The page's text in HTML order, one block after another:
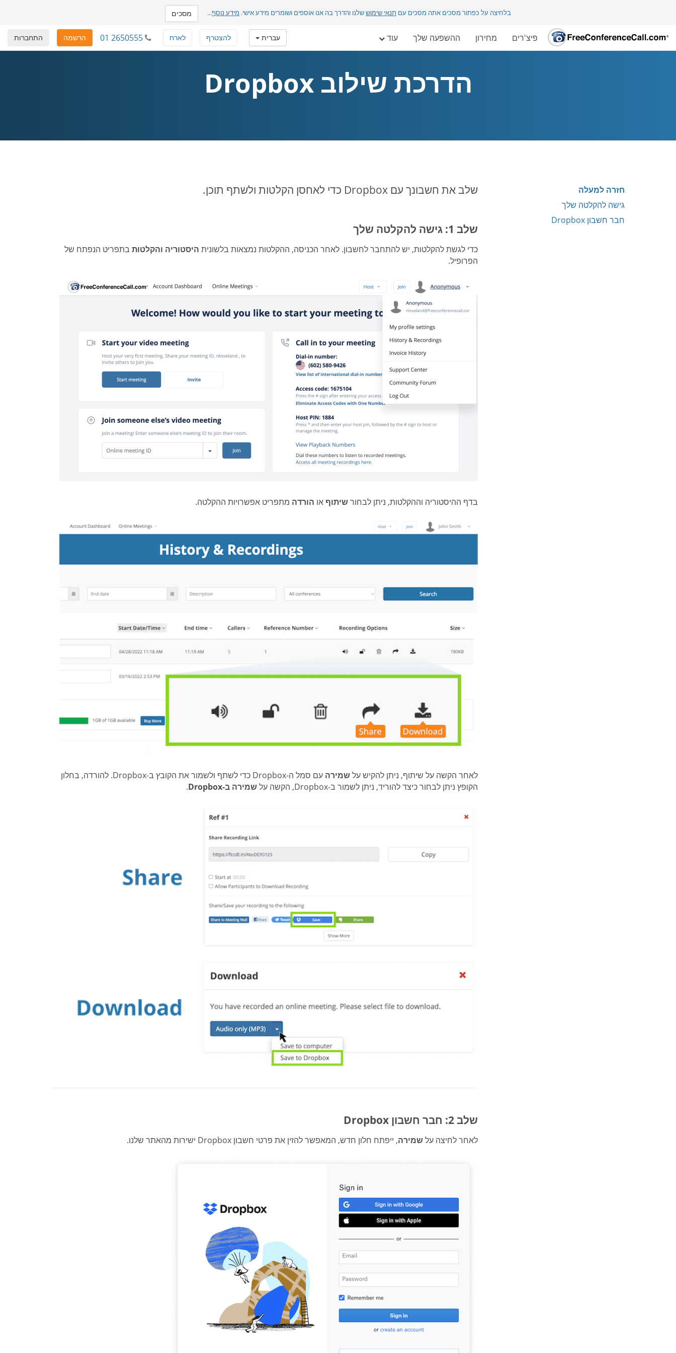
בלחיצה על כפתור מסכים אתה מסכים עם תנאי שימוששלנו והדרך בה אנו אוספים ושומרים מידע אישי. מידע נוסף... מסכים
פיצ'רים מחירון ההשפעה שלך עוד התחברות הרשמה 01 2650555 להצטרף לארח עברית
הדרכת שילוב Dropbox
חזרה למעלה
גישה להקלטה שלך
חבר חשבון Dropbox
שלב את חשבונך עם Dropbox כדי לאחסן הקלטות ולשתף תוכן.
שלב 1: גישה להקלטה שלך
כדי לגשת להקלטות, יש להתחבר לחשבון. לאחר הכניסה, ההקלטות נמצאות בלשונית היסטוריה והקלטות בתפריט הנפתח של
הפרופיל.
בדף ההיסטוריה וההקלטות, ניתן לבחורשיתוף או הורדה מתפריט אפשרויות ההקלטה.
לאחר הקשה על שיתוף, ניתן להקיש עלשמירה
עם סמל ה-Dropbox כדי לשתף ולשמור את הקובץ ב-Dropbox. להורדה, בחלון
הקופץ ניתן לבחור כיצד להוריד, ניתן לשמור ב-Dropbox, הקשה על
שמירה ב-Dropbox .
שלב 2: חבר חשבון Dropbox
לאחר לחיצה עלשמירה, ייפתח חלון חדש, המאפשר להזין את פרטי חשבון Dropbox ישירות מהאתר שלנו.